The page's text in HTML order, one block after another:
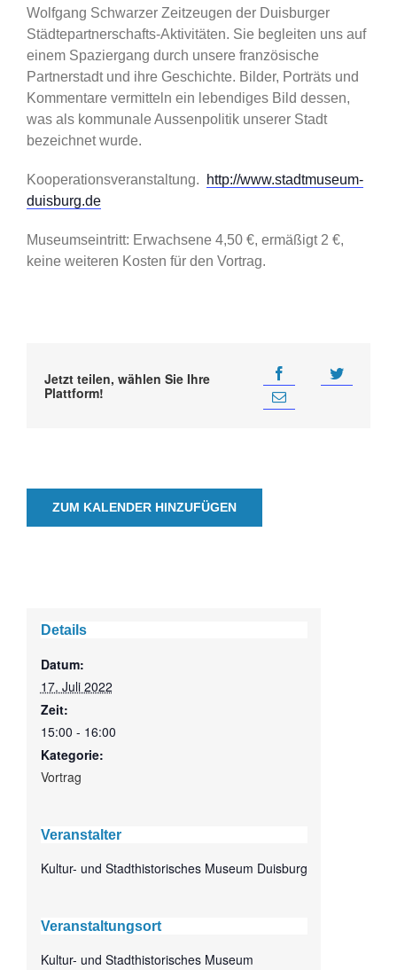
Wolfgang Schwarzer Zeitzeugen der Duisburger
Städtepartnerschafts-Aktivitäten. Sie begleiten uns auf
einem Spaziergang durch unsere französische
Partnerstadt und ihre Geschichte. Bilder, Porträts und
Kommentare vermitteln ein lebendiges Bild dessen,
was als kommunale Aussenpolitik unserer Stadt
bezeichnet wurde.
Kooperationsveranstaltung.
http://www.stadtmuseum-
duisburg.de
Museumseintritt: Erwachsene 4,50 €, ermäßigt 2 €,
keine weiteren Kosten für den Vortrag.
Jetzt teilen, wählen Sie Ihre
Plattform!
ZUM KALENDER HINZUFÜGEN
Details
Datum:
17. Juli 2022
Zeit:
15:00 - 16:00
Kategorie:
Vortrag
Veranstalter
Kultur- und Stadthistorisches Museum Duisburg
Veranstaltungsort
Kultur- und Stadthistorisches Museum